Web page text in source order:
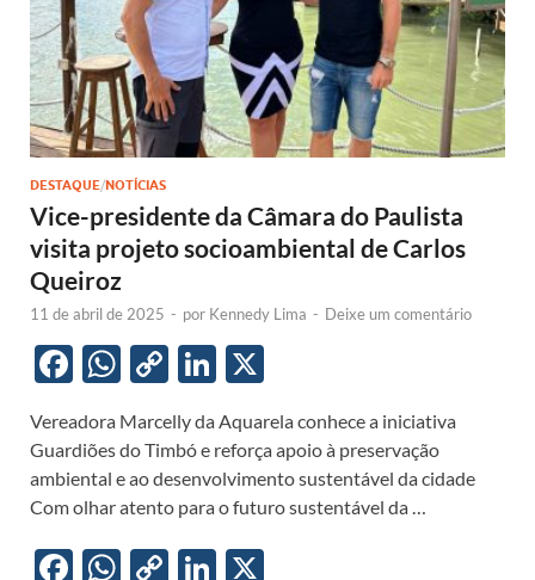
DESTAQUE/NOTÍCIAS
Vice-presidente da Câmara do Paulista
visita projeto socioambiental de Carlos
Queiroz
11 de abril de 2025 - por Kennedy Lima - Deixe um comentário
F
e
b
o
o
W
at
s
A
p
C
p
y
Li
n
Li
k
e
dI
n
Vereadora Marcelly da Aquarela conhece a iniciativa
Guardiões do Timbó e reforça apoio à preservação
ambiental e ao desenvolvimento sustentável da cidade
Com olhar atento para o futuro sustentável da …
F
W C
Li